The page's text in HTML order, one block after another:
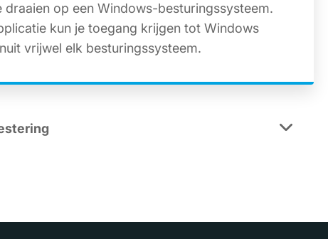
draaien op een Windows-besturingssysteem.
kun je toegang krijgen tot Windows
vrijwel elk besturingssysteem.